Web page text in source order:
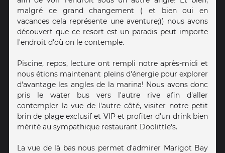
malgré ce grand changement ( et bien oui en
vacances cela représente une aventure;)) nous avons
découvert que ce resort est un paradis peut importe
l'endroit d'où on le contemple.
Piscine, repos, lecture ont rempli notre après-midi et
nous étions maintenant pleins d'énergie pour explorer
d'avantage les angles de la marina! Nous avons donc
pris le water bus vers l'autre rive afin d'aller
contempler la vue de l'autre côté, visiter notre petit
brin de plage exclusif et VIP et profiter d'un drink bien
mérité au sympathique restaurant Doolittle's.
La vue de là bas nous permet d'admirer Marigot Bay